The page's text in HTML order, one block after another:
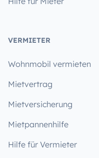
VERMIETER
Wohnmobil vermieten
Mietvertrag
Mietversicherung
Mietpannenhilfe
Hilfe für Vermieter